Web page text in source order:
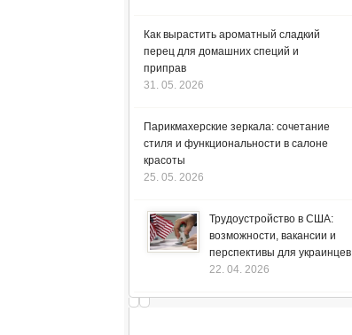
Как вырастить ароматный сладкий
перец для домашних специй и
приправ
31. 05. 2026
Парикмахерские зеркала: сочетание
стиля и функциональности в салоне
красоты
25. 05. 2026
Трудоустройство в США:
возможности, вакансии и
перспективы для украинцев
22. 04. 2026